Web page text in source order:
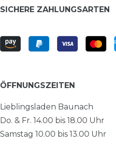
SICHERE ZAHLUNGSARTEN
ÖFFNUNGSZEITEN
Lieblingsladen Baunach
Do. & Fr. 14.00 bis 18.00 Uhr
Samstag 10.00 bis 13.00 Uhr